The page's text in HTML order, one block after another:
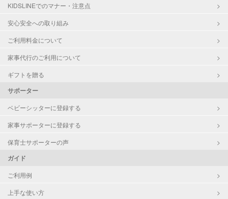
KIDSLINEでのマナー・注意点
安心安全への取り組み
ご利用料金について
家事代行のご利用について
ギフトを贈る
サポーター
ベビーシッターに登録する
家事サポーターに登録する
保育士サポーターの声
ガイド
ご利用例
上手な使い方